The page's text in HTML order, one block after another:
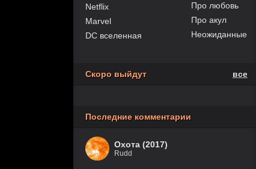
Netflix
Marvel
DC вселенная
Про любовь
Про акул
Неожиданные
Скоро выйдут все
Последние комментарии
Охота (2017)
Rudd